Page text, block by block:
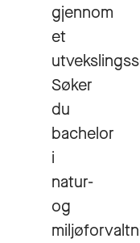
gjennom
et
Søker
du
bachelor
i
natur-
og